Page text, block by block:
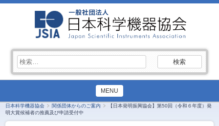
索:
MENU
日本科学機器協会 関係団体からのご案内
【日本発明振興協会】第50回（令和６年度）発
明大賞候補者の推薦及び申請受付中